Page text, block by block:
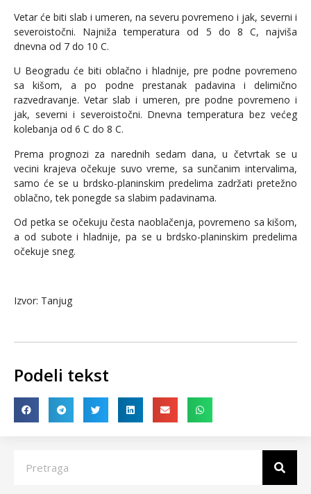
Vetar će biti slab i umeren, na severu povremeno i jak, severni i
severoistočni. Najniža temperatura od 5 do 8 C, najviša
dnevna od 7 do 10 C.
U Beogradu će biti oblačno i hladnije, pre podne povremeno
sa kišom, a po podne prestanak padavina i delimično
razvedravanje. Vetar slab i umeren, pre podne povremeno i
jak, severni i severoistočni. Dnevna temperatura bez većeg
kolebanja od 6 C do 8 C.
Prema prognozi za narednih sedam dana, u četvrtak se u
vecini krajeva očekuje suvo vreme, sa sunčanim intervalima,
samo će se u brdsko-planinskim predelima zadržati pretežno
oblačno, tek ponegde sa slabim padavinama.
Od petka se očekuju česta naoblačenja, povremeno sa kišom,
a od subote i hladnije, pa se u brdsko-planinskim predelima
očekuje sneg.
Izvor: Tanjug
Podeli tekst